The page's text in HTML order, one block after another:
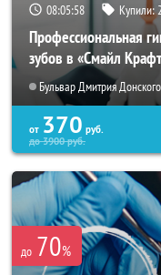
08:05:55 Купили:
Профессиональная
зубов в «Смайл
Бульвар Дмитрия Донского
от 370 руб.
до3900руб.
до 70%